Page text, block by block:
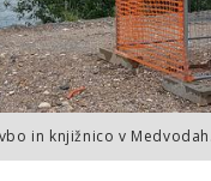
in knjižnico v Medvodah.